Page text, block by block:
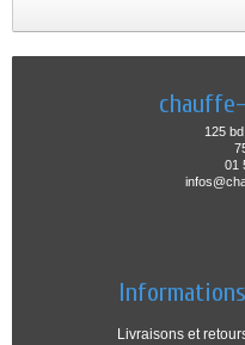
125
01
Informations
Livraisons et